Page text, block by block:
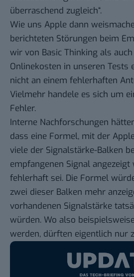
überraschend zugleich“.
Wie uns Apple dann
berichteten Störungen beim
wir von Basic Thinking als
Onlinekosten in unseren Tests
nicht an einem fehlerhaften
Vielmehr handele es sich um
Fehler.
Interne Nachforschungen
dass eine Formel, mit der
viele der Signalstärke-Balken
empfangenen Signal
fehlerhaft sei. Die Formel
zwei dieser Balken mehr
vorhandenen Signalstärke
würden. Wo also
werden, dürften eigentlich nur